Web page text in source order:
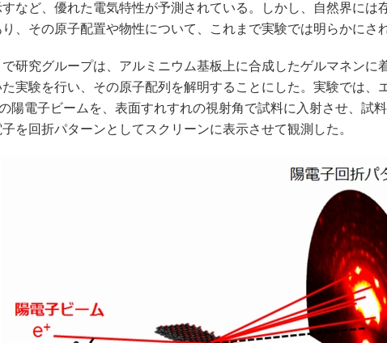
すなど、優れた電気特性が予測されている。しかし、自然界には
り、その原子配置や物性について、これまで実験では明らかにさ
研究グループは、アルミニウム基板上に合成したゲルマネンに
た実験を行い、その原子配列を解明することにした。実験では、
陽電子ビームを、表面すれすれの視射角で試料に入射させ、試
を回折パターンとしてスクリーンに表示させて観測した。